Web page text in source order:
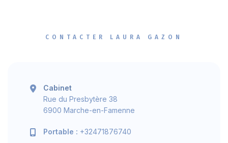
CONTACTER LAURA GAZON
Cabinet
Rue du Presbytère 38
6900 Marche-en-Famenne
Portable : +32471876740